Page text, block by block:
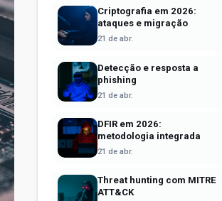
Criptografia em 2026:
ataques e migração
21 de abr.
Detecção e resposta a
phishing
21 de abr.
DFIR em 2026:
metodologia integrada
21 de abr.
Threat hunting com MITRE
ATT&CK